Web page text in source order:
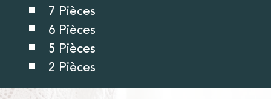
7 Pièces
6 Pièces
5 Pièces
2 Pièces